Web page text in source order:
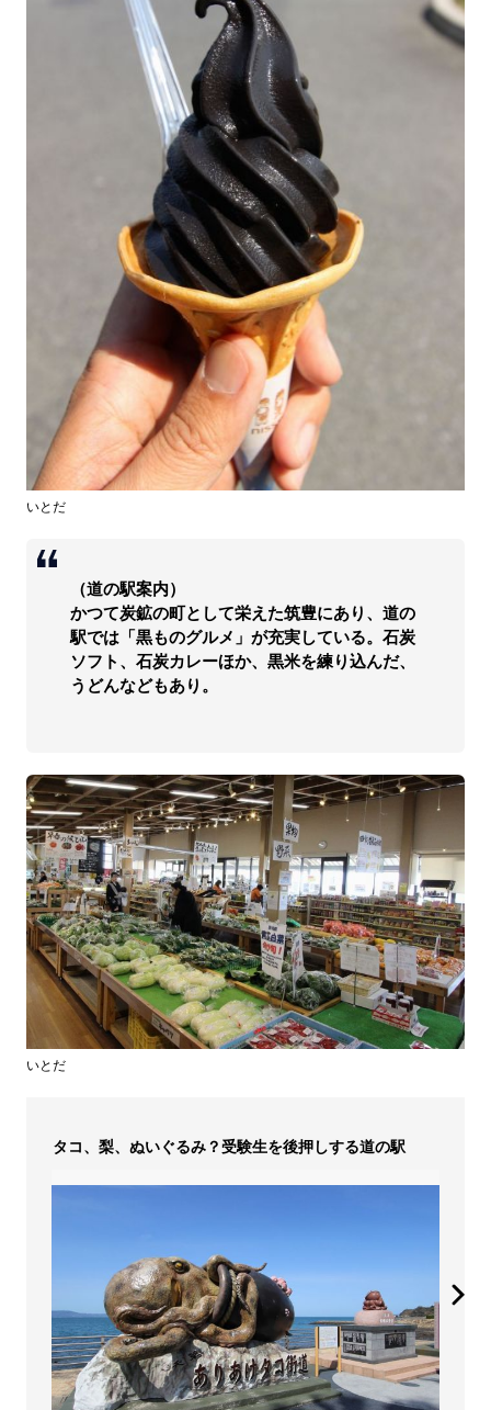
いとだ
（道の駅案内）
かつて炭鉱の町として栄えた筑豊にあり、道の
駅では「黒ものグルメ」が充実している。石炭
ソフト、石炭カレーほか、黒米を練り込んだ、
うどんなどもあり。
いとだ
タコ、梨、ぬいぐるみ？受験生を後押しする道の駅